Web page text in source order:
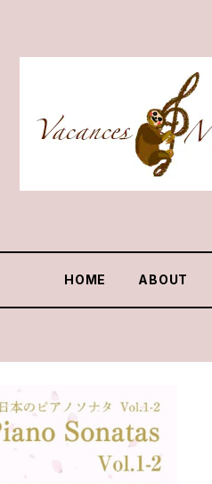
HOME ABOUT